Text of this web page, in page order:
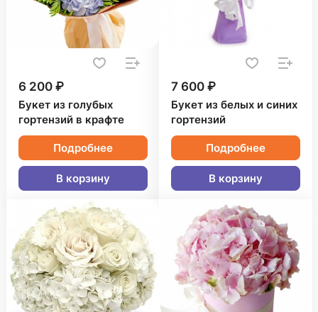
6 200 ₽
Букет из голубых
гортензий в крафте
Подробнее
В корзину
7 600 ₽
Букет из белых и синих
гортензий
Подробнее
В корзину